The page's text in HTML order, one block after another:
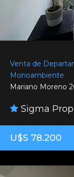
Venta de
Monoambiente
Mariano Moreno
Sigma
U$S 78.200